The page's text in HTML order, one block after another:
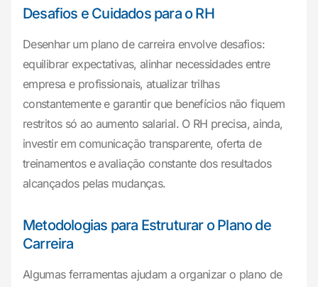
Desafios e Cuidados para o RH
Desenhar um plano de carreira envolve desafios:
equilibrar expectativas, alinhar necessidades entre
empresa e profissionais, atualizar trilhas
constantemente e garantir que benefícios não fiquem
restritos só ao aumento salarial. O RH precisa, ainda,
investir em comunicação transparente, oferta de
treinamentos e avaliação constante dos resultados
alcançados pelas mudanças.
Metodologias para Estruturar o Plano de
Carreira
Algumas ferramentas ajudam a organizar o plano de